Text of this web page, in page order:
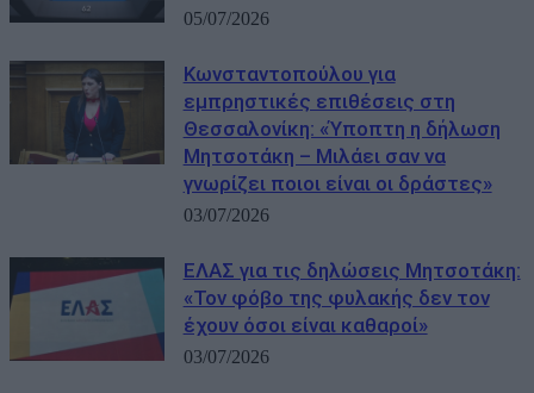
05/07/2026
Κωνσταντοπούλου για
εμπρηστικές επιθέσεις στη
Θεσσαλονίκη: «Ύποπτη η δήλωση
Μητσοτάκη – Μιλάει σαν να
γνωρίζει ποιοι είναι οι δράστες»
03/07/2026
ΕΛΑΣ για τις δηλώσεις Μητσοτάκη:
«Τον φόβο της φυλακής δεν τον
έχουν όσοι είναι καθαροί»
03/07/2026